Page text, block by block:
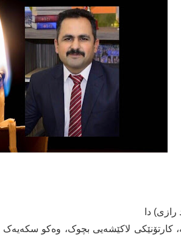
دا
کارتۆنێکی لاکێشەیی بچوک، وەکو